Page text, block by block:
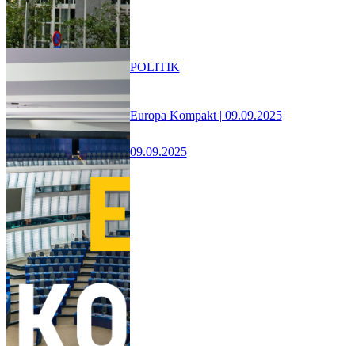
Europa Kompakt | 09.09.2025
09.09.2025
POLITIK